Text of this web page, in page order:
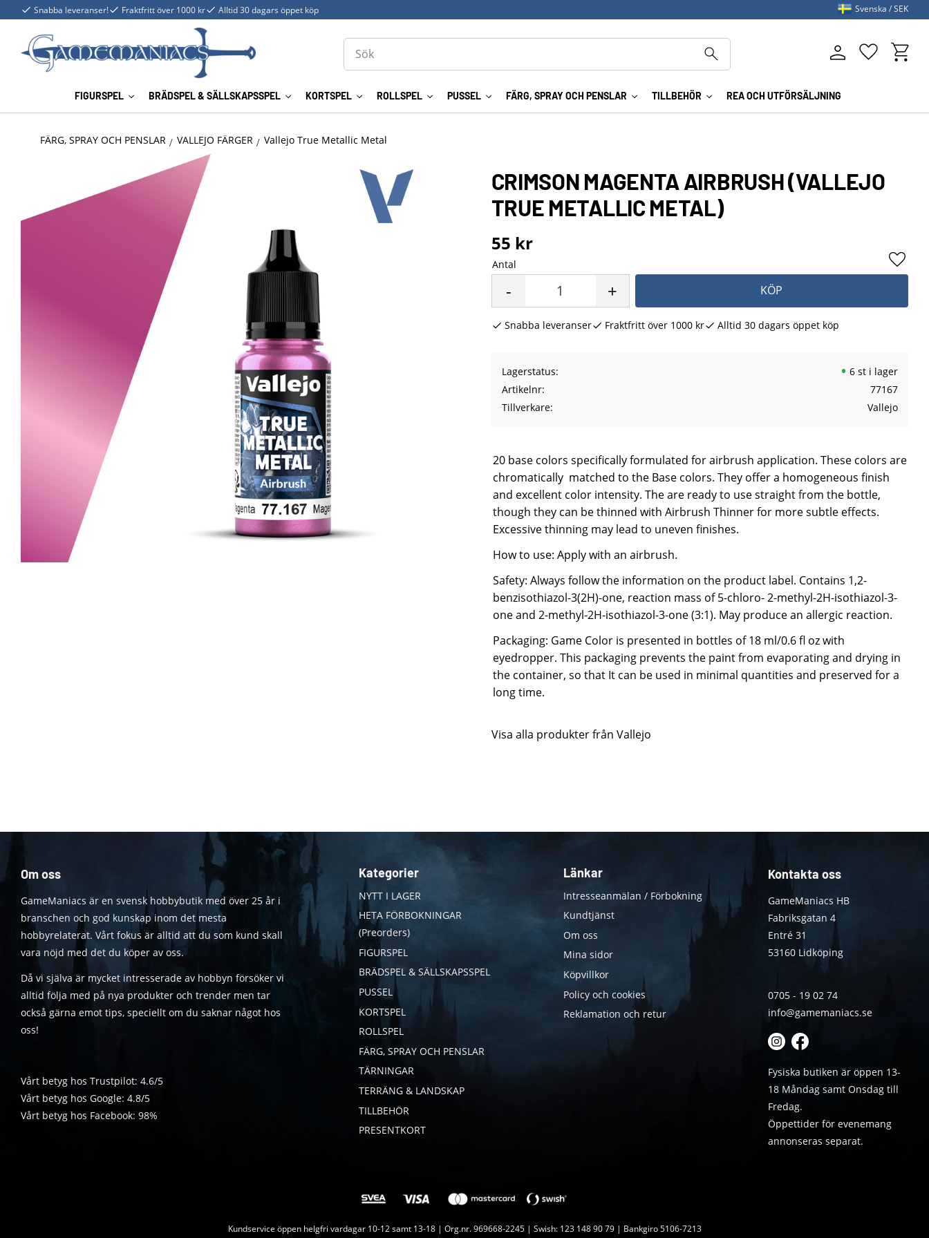
Snabba leveranser! Fraktfritt över 1000 kr Alltid 30 dagars öppet köp
FIGURSPEL BRÄDSPEL & SÄLLSKAPSSPEL KORTSPEL ROLLSPEL PUSSEL FÄRG, SPRAY OCH PENSLAR TILLBEHÖR REA OCH UTFÖRSÄLJNING
Favoriter
Svenska SEK
FÄRG, SPRAY OCH PENSLAR VALLEJO FÄRGER Vallejo True Metallic Metal
CRIMSON MAGENTA AIRBRUSH (VALLEJO
TRUE METALLIC METAL)
55 kr
Antal
+
- KÖP
Lägg
Snabba leveranser Fraktfritt över 1000 kr Alltid 30 dagars öppet köp
Lagerstatus
6 st i lager
Artikelnr
77167
Tillverkare
Vallejo
20 base colors specifically formulated for airbrush application. These colors are
chromatically matched to the Base colors. They offer a homogeneous finish
and excellent color intensity. The are ready to use straight from the bottle,
though they can be thinned with Airbrush Thinner for more subtle effects.
Excessive thinning may lead to uneven finishes.
How to use: Apply with an airbrush.
Safety: Always follow the information on the product label. Contains 1,2-
benzisothiazol-3(2H)-one, reaction mass of 5-chloro- 2-methyl-2H-isothiazol-3-
one and 2-methyl-2H-isothiazol-3-one (3:1). May produce an allergic reaction.
Packaging: Game Color is presented in bottles of 18 ml/0.6 fl oz with
eyedropper. This packaging prevents the paint from evaporating and drying in
the container, so that It can be used in minimal quantities and preserved for a
long time.
Visa alla produkter från Vallejo
Om oss
GameManiacs är en svensk hobbybutik med över 25 år i
branschen och god kunskap inom det mesta
hobbyrelaterat. Vårt fokus är alltid att du som kund skall
vara nöjd med det du köper av oss.
Då vi själva är mycket intresserade av hobbyn försöker vi
alltid följa med på nya produkter och trender men tar
också gärna emot tips, speciellt om du saknar något hos
oss!
Vårt betyg hos Trustpilot: 4.6/5
Vårt betyg hos Google: 4.8/5
Vårt betyg hos Facebook: 98%
Kategorier
NYTT I LAGER
HETA FÖRBOKNINGAR
(Preorders)
FIGURSPEL
BRÄDSPEL & SÄLLSKAPSSPEL
PUSSEL
KORTSPEL
ROLLSPEL
FÄRG, SPRAY OCH PENSLAR
TÄRNINGAR
TERRÄNG & LANDSKAP
TILLBEHÖR
PRESENTKORT
Länkar
Intresseanmälan / Förbokning
Kundtjänst
Om oss
Mina sidor
Köpvillkor
Policy och cookies
Reklamation och retur
Kontakta oss
GameManiacs HB
Fabriksgatan 4
Entré 31
53160 Lidköping
0705 - 19 02 74
info@gamemaniacs.se
Fysiska butiken är öppen 13-
18 Måndag samt Onsdag till
Fredag.
Öppettider för evenemang
annonseras separat.
Kundservice öppen helgfri vardagar 10-12 samt 13-18 | Org.nr. 969668-2245 | Swish: 123 148 90 79 | Bankgiro 5106-7213